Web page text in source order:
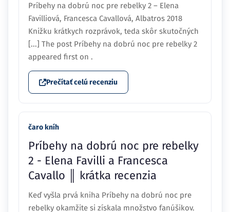
Príbehy na dobrú noc pre rebelky 2 – Elena
Favilliová, Francesca Cavallová, Albatros 2018
Knižku krátkych rozprávok, teda skôr skutočných
[...] The post Príbehy na dobrú noc pre rebelky 2
appeared first on .
Prečítať celú recenziu
čaro kníh
Príbehy na dobrú noc pre rebelky
2 - Elena Favilli a Francesca
Cavallo ║ krátka recenzia
Keď vyšla prvá kniha Príbehy na dobrú noc pre
rebelky okamžite si získala množstvo fanúšikov.